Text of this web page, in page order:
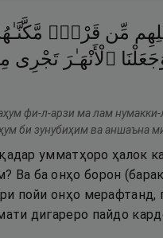
مِّن قَرْنٍۢ
ٱلْأَنْهَـٰرَ تَجْرِى
фи-л-арзи ма лам нумакки-
би зунубиҳим ва аншаъна
умматҳоро ҳалок
ба онҳо борон
пойи онҳо мерафтанд,
дигареро пайдо